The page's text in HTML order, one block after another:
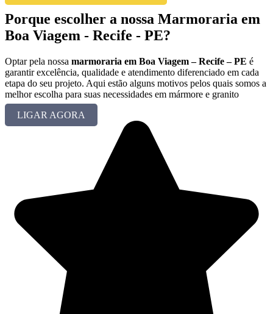
Porque escolher a nossa Marmoraria em
Boa Viagem - Recife - PE?
Optar pela nossa marmoraria em Boa Viagem – Recife – PE é
garantir excelência, qualidade e atendimento diferenciado em cada
etapa do seu projeto. Aqui estão alguns motivos pelos quais somos a
melhor escolha para suas necessidades em mármore e granito
LIGAR AGORA